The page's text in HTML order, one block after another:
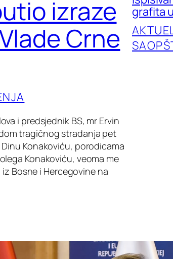
izraze
Crne
i predsjednik BS, mr Ervin
tragičnog stradanja pet
Konakoviću, porodicama
Konakoviću, veoma me
Bosne i Hercegovine na
grafita